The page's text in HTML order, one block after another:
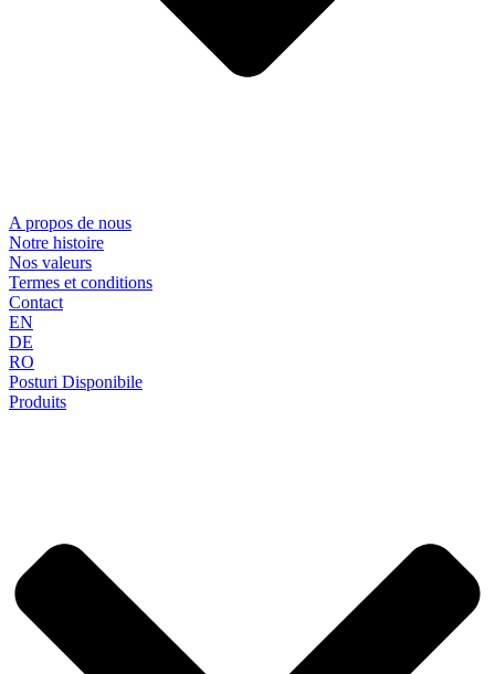
A propos de nous
Notre histoire
Nos valeurs
Termes et conditions
Contact
EN
DE
RO
Posturi Disponibile
Produits